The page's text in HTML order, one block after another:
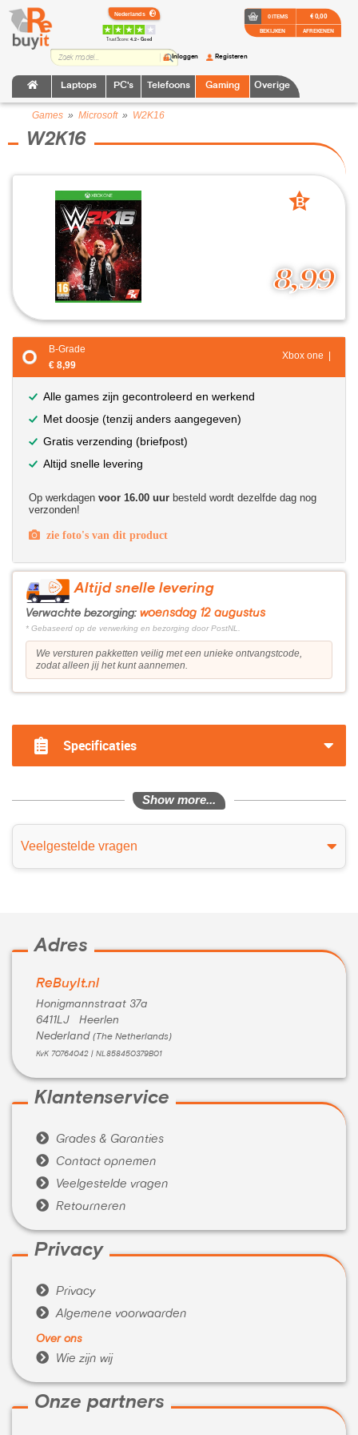
TrustScore:4.2 • Goed
Laptops PC's Telefoons Gaming Overige
Inloggen Registeren
0 ITEMS
BEKIJKEN
€ 0,00
AFREKENEN
Games » Microsoft» W2K16
W2K16
8,99
B
B-Grade
€ 8,99
Xbox one |
Alle games zijn gecontroleerd en werkend
Met doosje (tenzij anders aangegeven)
Gratis verzending (briefpost)
Altijd snelle levering
Op werkdagen voor 16.00 uur besteld wordt dezelfde dag nog
verzonden!
zie foto's van dit product
Altijd snelle levering
Verwachte bezorging: woensdag 12 augustus
* Gebaseerd op de verwerking en bezorging door PostNL.
We versturen pakketten veilig met een unieke ontvangstcode,
zodat alleen jij het kunt aannemen.
Specificaties
Show more...
Veelgestelde vragen
Adres
ReBuyIt.nl
Honigmannstraat 37a
6411LJ Heerlen
Nederland (The Netherlands)
KvK 70764042 | NL858450379B01
Klantenservice
 Grades & Garanties
 Contact opnemen
 Veelgestelde vragen
 Retourneren
Privacy
 Privacy
 Algemene voorwaarden
Over ons
 Wie zijn wij
Onze partners